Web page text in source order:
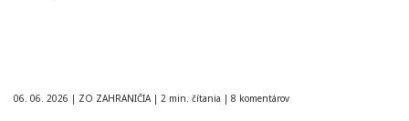
06. 06. 2026 | ZO ZAHRANIČIA | 2 min. čítania | 8 komentárov